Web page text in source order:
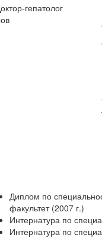
Диплом по
факультет (2007 г.)
Интернатура по
Интернатура по